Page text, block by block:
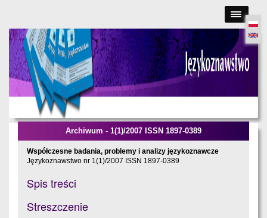
main
content
Archiwum - 1(1)/2007 ISSN 1897-0389
Współczesne badania, problemy i analizy językoznawcze
Językoznawstwo nr 1(1)/2007 ISSN 1897-0389
Spis treści
Streszczenie